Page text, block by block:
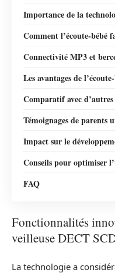
Importance de la
Comment l’écoute-bébé
Connectivité MP3 et
Les avantages de
Comparatif avec
Témoignages de parents
Impact sur le
Conseils pour optimiser
FAQ
Fonctionnalités
veilleuse DECT
La technologie a